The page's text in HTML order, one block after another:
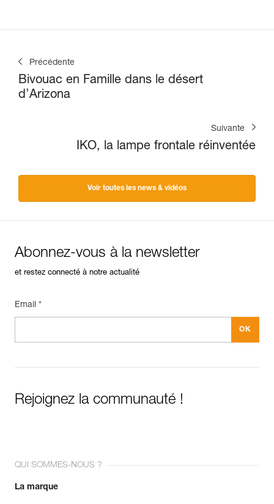
Précédente
Bivouac en Famille dans le désert
d’Arizona
Suivante
IKO, la lampe frontale réinventée
Voir toutes les news & vidéos
Abonnez-vous à la newsletter
et restez connecté à notre actualité
Email *
Rejoignez la communauté !
QUI SOMMES-NOUS ?
La marque